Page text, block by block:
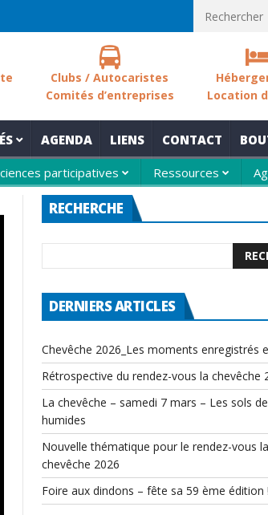
Clubs / Autocaristes
Comités d’entreprises
Location
AGENDA LIENS CONTACT
participatives Ressources
RECHERCHE
DERNIERS ARTICLES
Chevêche 2026_Les moments enregistrés
Rétrospective du rendez-vous la chevêche
La chevêche – samedi 7 mars – Les sols
humides
Nouvelle thématique pour le rendez-vous la
chevêche 2026
Foire aux dindons – fête sa 59 ème édition !